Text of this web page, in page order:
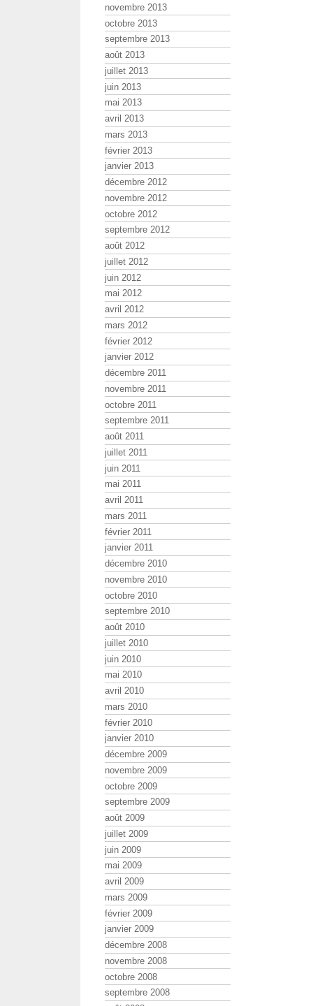
novembre 2013
octobre 2013
septembre 2013
août 2013
juillet 2013
juin 2013
mai 2013
avril 2013
mars 2013
février 2013
janvier 2013
décembre 2012
novembre 2012
octobre 2012
septembre 2012
août 2012
juillet 2012
juin 2012
mai 2012
avril 2012
mars 2012
février 2012
janvier 2012
décembre 2011
novembre 2011
octobre 2011
septembre 2011
août 2011
juillet 2011
juin 2011
mai 2011
avril 2011
mars 2011
février 2011
janvier 2011
décembre 2010
novembre 2010
octobre 2010
septembre 2010
août 2010
juillet 2010
juin 2010
mai 2010
avril 2010
mars 2010
février 2010
janvier 2010
décembre 2009
novembre 2009
octobre 2009
septembre 2009
août 2009
juillet 2009
juin 2009
mai 2009
avril 2009
mars 2009
février 2009
janvier 2009
décembre 2008
novembre 2008
octobre 2008
septembre 2008